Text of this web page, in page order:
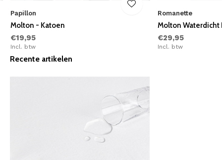
Papillon
Molton - Katoen
€19,95
Incl. btw
Romanette
Molton Waterdicht
€29,95
Incl. btw
Recente artikelen